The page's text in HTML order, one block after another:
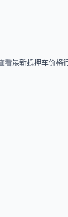
看最新抵押车价格